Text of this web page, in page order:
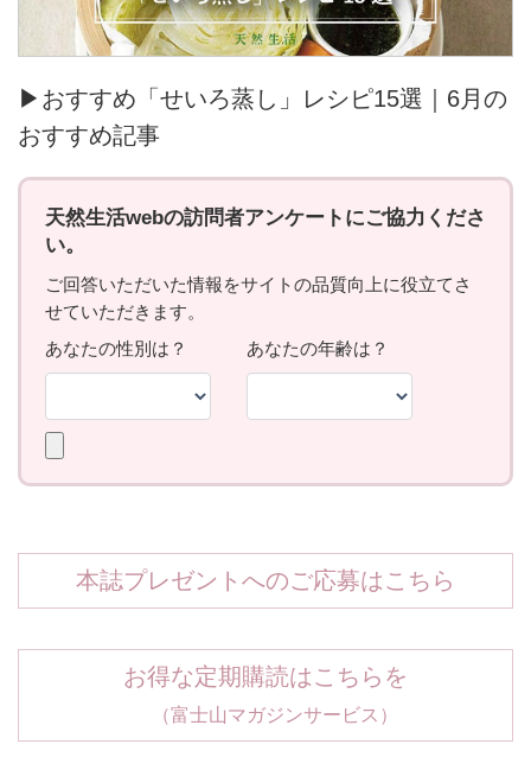
▶おすすめ「せいろ蒸し」レシピ15選｜6月の
おすすめ記事
本誌プレゼントへのご応募はこちら
お得な定期購読はこちらを
（富士山マガジンサービス）